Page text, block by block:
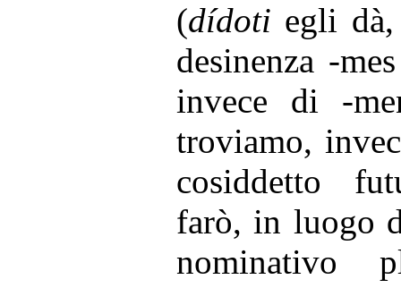
(dídoti egli
desinenza -
invece di -
troviamo,
cosiddetto
farò, in luogo
nominativo